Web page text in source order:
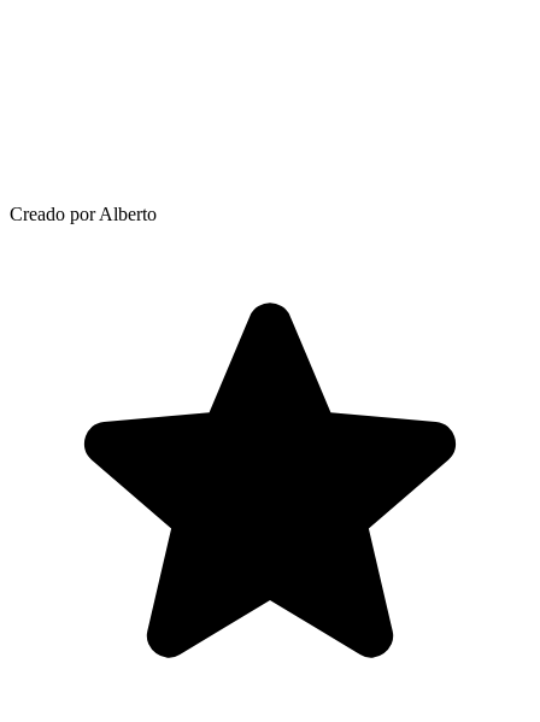
Creado por Alberto